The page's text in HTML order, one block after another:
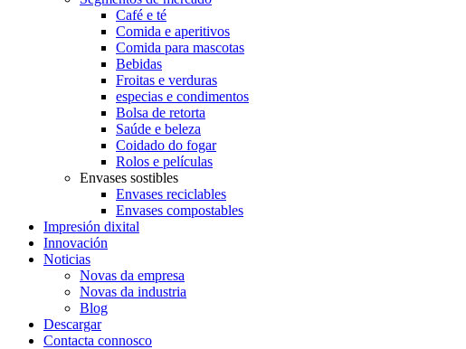
Café e té
Comida e aperitivos
Comida para mascotas
Bebidas
Froitas e verduras
especias e condimentos
Bolsa de retorta
Saúde e beleza
Coidado do fogar
Rolos e películas
Envases sostibles
Envases reciclables
Envases compostables
Impresión dixital
Innovación
Noticias
Novas da empresa
Novas da industria
Blog
Descargar
Contacta connosco